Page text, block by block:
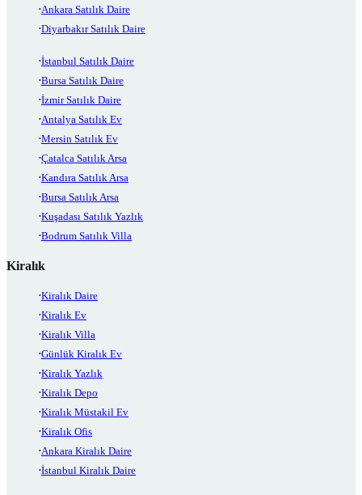
Ankara Satılık Daire
Diyarbakır Satılık Daire
İstanbul Satılık Daire
Bursa Satılık Daire
İzmir Satılık Daire
Antalya Satılık Ev
Mersin Satılık Ev
Çatalca Satılık Arsa
Kandıra Satılık Arsa
Bursa Satılık Arsa
Kuşadası Satılık Yazlık
Bodrum Satılık Villa
Kiralık
Kiralık Daire
Kiralık Ev
Kiralık Villa
Günlük Kiralık Ev
Kiralık Yazlık
Kiralık Depo
Kiralık Müstakil Ev
Kiralık Ofis
Ankara Kiralık Daire
İstanbul Kiralık Daire